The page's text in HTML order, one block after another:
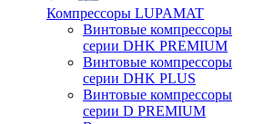
Компрессоры LUPAMAT
Винтовые компрессоры
серии DHK PREMIUM
Винтовые компрессоры
серии DHK PLUS
Винтовые компрессоры
серии D PREMIUM